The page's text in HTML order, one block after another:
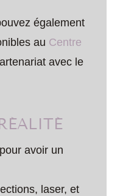
également
au Centre
avec le
avoir un
laser, et